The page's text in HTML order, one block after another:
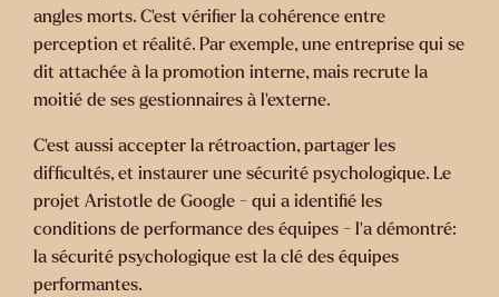
angles morts. C’est vérifier la cohérence entre
perception et réalité. Par exemple, une entreprise qui se
dit attachée à la promotion interne, mais recrute la
moitié de ses gestionnaires à l’externe.
C’est aussi accepter la rétroaction, partager les
difficultés, et instaurer une sécurité psychologique. Le
projet Aristotle de Google - qui a identifié les
conditions de performance des équipes - l’a démontré:
la sécurité psychologique est la clé des équipes
performantes.